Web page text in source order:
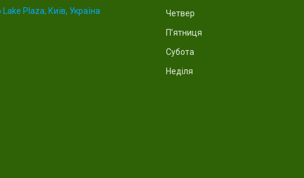
Plaza, Київ, Україна
Четвер
Пʼятниця
Субота
Неділя